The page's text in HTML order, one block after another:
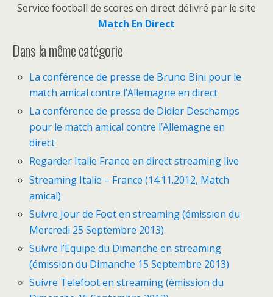
Service football de scores en direct délivré par le site
Match En Direct
Dans la même catégorie
La conférence de presse de Bruno Bini pour le
match amical contre l’Allemagne en direct
La conférence de presse de Didier Deschamps
pour le match amical contre l’Allemagne en
direct
Regarder Italie France en direct streaming live
Streaming Italie – France (14.11.2012, Match
amical)
Suivre Jour de Foot en streaming (émission du
Mercredi 25 Septembre 2013)
Suivre l’Equipe du Dimanche en streaming
(émission du Dimanche 15 Septembre 2013)
Suivre Telefoot en streaming (émission du